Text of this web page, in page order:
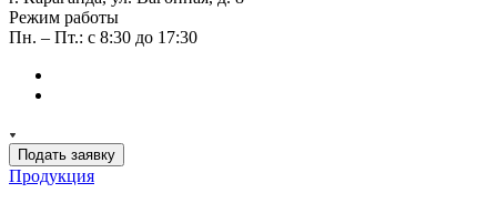
Режим работы
Пн. – Пт.: с 8:30 до 17:30
Подать заявку
Продукция